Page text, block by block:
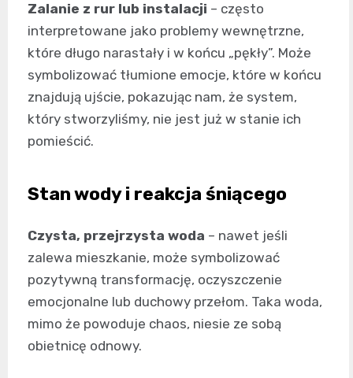
Zalanie z rur lub instalacji – często
interpretowane jako problemy wewnętrzne,
które długo narastały i w końcu „pękły”. Może
symbolizować tłumione emocje, które w końcu
znajdują ujście, pokazując nam, że system,
który stworzyliśmy, nie jest już w stanie ich
pomieścić.
Stan wody i reakcja śniącego
Czysta, przejrzysta woda – nawet jeśli
zalewa mieszkanie, może symbolizować
pozytywną transformację, oczyszczenie
emocjonalne lub duchowy przełom. Taka woda,
mimo że powoduje chaos, niesie ze sobą
obietnicę odnowy.